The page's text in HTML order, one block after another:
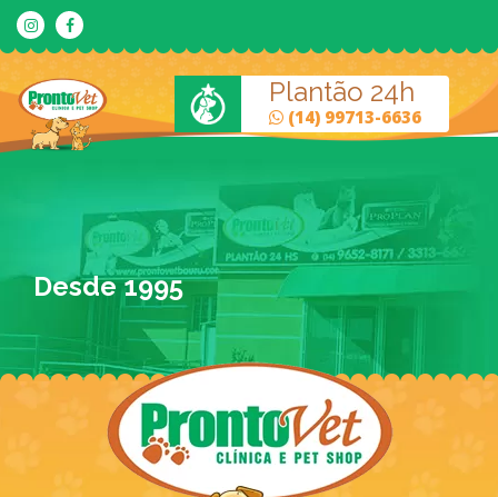
Plantão 24h
(14) 99713-6636
Desde 1995